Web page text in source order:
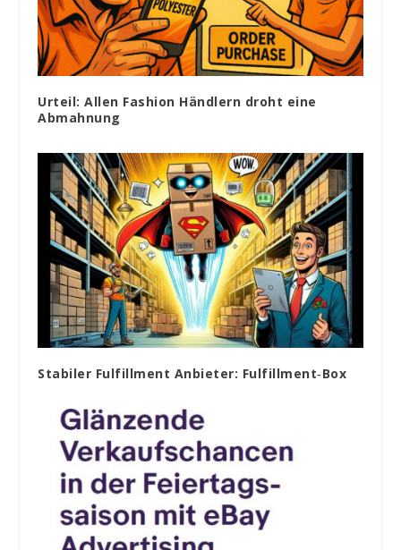
Urteil: Allen Fashion Händlern droht eine
Abmahnung
Stabiler Fulfillment Anbieter: Fulfillment‑Box